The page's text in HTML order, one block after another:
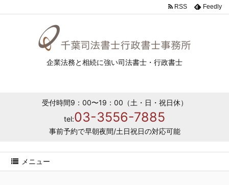
企業法務と相続に強い司法書士・行政書士
受付時間9：00〜19：00（土・日・祝日休）
tel:03-3556-7885
事前予約で早朝夜間/土日祝日の対応可能
メニュー
RSS Feedly